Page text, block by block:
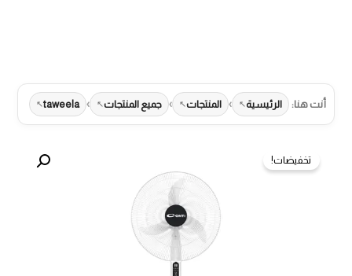
أنت هنا: الرئيسية › المنتجات › جميع المنتجات ›
taweela
تخفيضات!